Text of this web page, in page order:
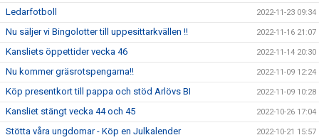
Ledarfotboll 2022-11-23 09:34
Nu säljer vi Bingolotter till uppesittarkvällen !! 2022-11-16 21:07
Kansliets öppettider vecka 46 2022-11-14 20:30
Nu kommer gräsrotspengarna!! 2022-11-09 12:24
Köp presentkort till pappa och stöd Arlövs BI 2022-11-09 10:28
Kansliet stängt vecka 44 och 45 2022-10-26 17:04
Stötta våra ungdomar - Köp en Julkalender 2022-10-21 15:57